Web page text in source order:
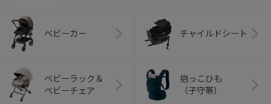
ベビーカー チャイルドシート
ベビーラック＆
ベビーチェア
抱っこひも
（子守帯）